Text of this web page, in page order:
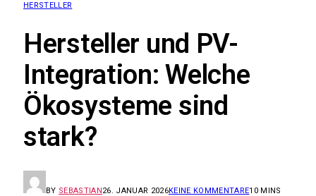
HERSTELLER
Hersteller und PV-
Integration: Welche
Ökosysteme sind
stark?
BY SEBASTIAN26. JANUAR 2026KEINE KOMMENTARE10 MINS